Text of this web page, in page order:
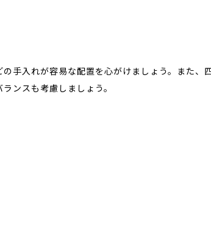
手入れが容易な配置を心がけましょう。また、
ンスも考慮しましょう。